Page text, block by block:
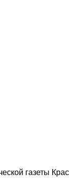
газеты